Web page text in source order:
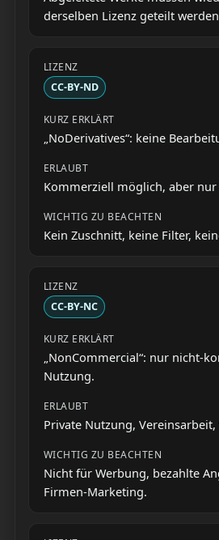
derselben Lizenz geteilt
CC-BY-ND
„NoDerivatives“: keine
Kommerziell möglich, aber
Kein Zuschnitt, keine Filter,
CC-BY-NC
„NonCommercial“: nur nicht-
Nutzung.
Private Nutzung,
Nicht für Werbung, bezahlte
Firmen-Marketing.